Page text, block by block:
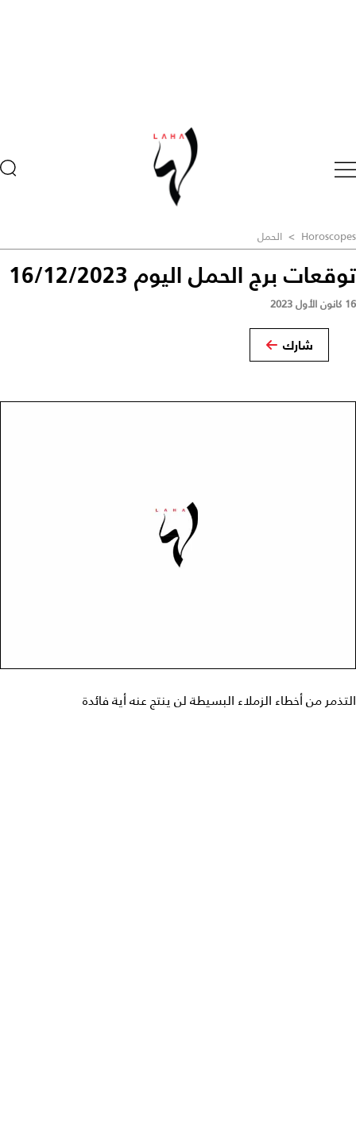
Horoscopes
> الحمل
توقعات برج الحمل اليوم 16/12/2023
16 كانون الأول 2023
شارك
التذمر من أخطاء الزملاء البسيطة لن ينتج عنه أية فائدة